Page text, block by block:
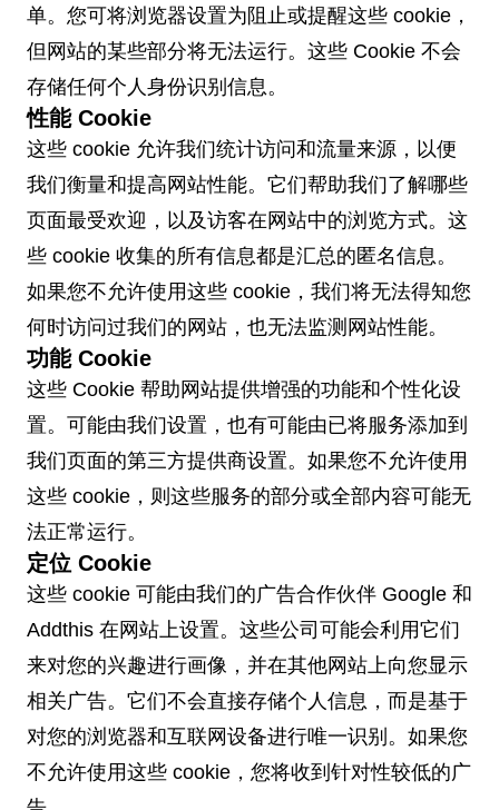
单。您可将浏览器设置为阻止或提醒这些 cookie，
但网站的某些部分将无法运行。这些 Cookie 不会
存储任何个人身份识别信息。
性能 Cookie
这些 cookie 允许我们统计访问和流量来源，以便
我们衡量和提高网站性能。它们帮助我们了解哪些
页面最受欢迎，以及访客在网站中的浏览方式。这
些 cookie 收集的所有信息都是汇总的匿名信息。
如果您不允许使用这些 cookie，我们将无法得知您
何时访问过我们的网站，也无法监测网站性能。
功能 Cookie
这些 Cookie 帮助网站提供增强的功能和个性化设
置。可能由我们设置，也有可能由已将服务添加到
我们页面的第三方提供商设置。如果您不允许使用
这些 cookie，则这些服务的部分或全部内容可能无
法正常运行。
定位 Cookie
这些 cookie 可能由我们的广告合作伙伴 Google 和
Addthis 在网站上设置。这些公司可能会利用它们
来对您的兴趣进行画像，并在其他网站上向您显示
相关广告。它们不会直接存储个人信息，而是基于
对您的浏览器和互联网设备进行唯一识别。如果您
不允许使用这些 cookie，您将收到针对性较低的广